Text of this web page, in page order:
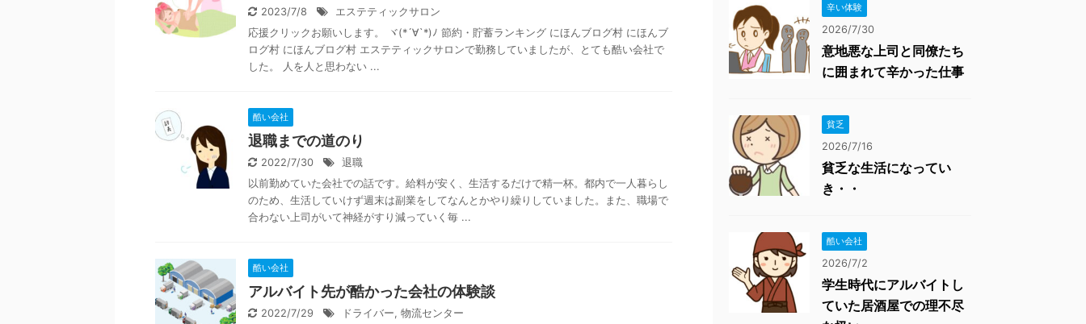
2023/7/8
エステティックサロン
応援クリックお願いします。 ヾ(*´∀`*)ﾉ 節約・貯蓄ランキング にほんブログ村 にほんブ
ログ村 にほんブログ村 エステティックサロンで勤務していましたが、とても酷い会社で
した。 人を人と思わない ...
酷い会社
退職までの道のり
2022/7/30
退職
以前勤めていた会社での話です。給料が安く、生活するだけで精一杯。都内で一人暮らし
のため、生活していけず週末は副業をしてなんとかやり繰りしていました。また、職場で
合わない上司がいて神経がすり減っていく毎 ...
酷い会社
アルバイト先が酷かった会社の体験談
2022/7/29 ドライバー, 物流センター
辛い体験
2026/7/30
意地悪な上司と同僚たち
に囲まれて辛かった仕事
貧乏
2026/7/16
貧乏な生活になってい
き・・
酷い会社
2026/7/2
学生時代にアルバイトし
ていた居酒屋での理不尽